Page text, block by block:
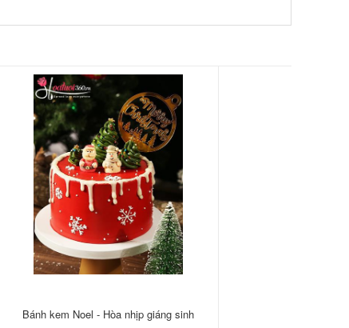
Bánh kem Noel - Hòa nhịp giáng sinh